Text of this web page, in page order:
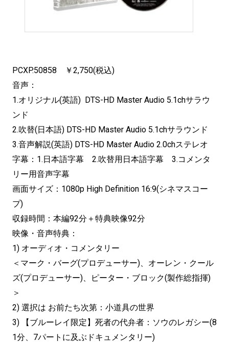
PCXP.50858 ￥2,750(税込)
音声：
1.オリジナル(英語) DTS-HD Master Audio 5.1chサラウ
ンド
2.吹替(日本語) DTS-HD Master Audio 5.1chサラウンド
3.音声解説(英語) DTS-HD Master Audio 2.0chステレオ
字幕：1.日本語字幕 2.吹替用日本語字幕 3.コメンタ
リー用音声字幕
画面サイズ：1080p High Definition 16:9(シネマスコー
プ)
収録時間：本編92分＋特典映像92分
映像・音声特典：
1) オーディオ・コメンタリー
＜マーク・バーグ(プロデューサー)、オーレン・クール
ズ(プロデューサー)、ピーター・ブロック(製作総指揮)
＞
2) 選択は お前たち次第：小道具の世界
3) 【ブルーレイ限定】死者の代弁者：ソウのレガシー(8
1分、7パートに及ぶドキュメンタリー)